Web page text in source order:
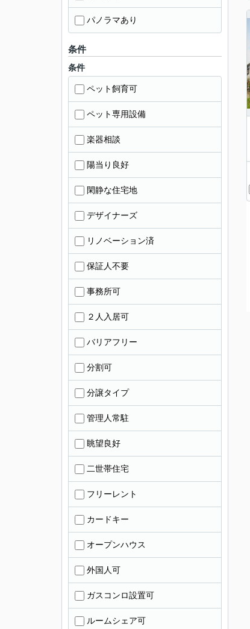
パノラマあり
条件
条件
ペット飼育可
ペット専用設備
楽器相談
陽当り良好
閑静な住宅地
デザイナーズ
リノベーション済
保証人不要
事務所可
２人入居可
バリアフリー
分割可
分譲タイプ
管理人常駐
眺望良好
二世帯住宅
フリーレント
カードキー
オープンハウス
外国人可
ガスコンロ設置可
ルームシェア可